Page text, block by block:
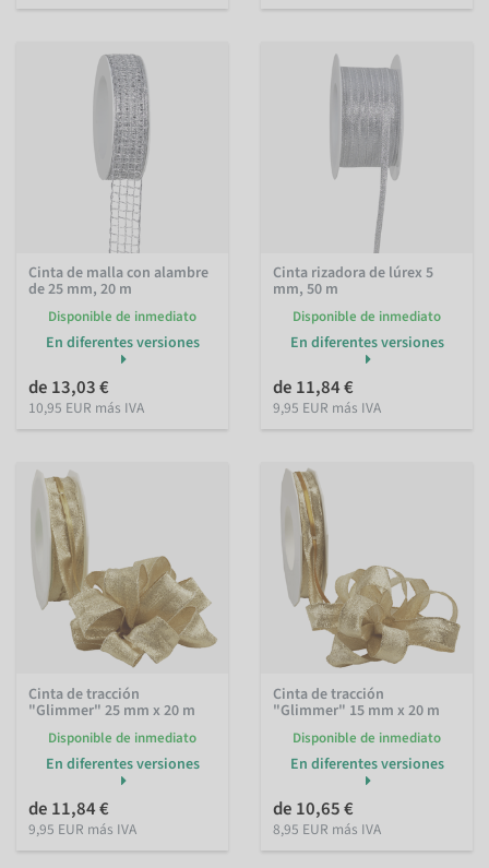
Cinta de malla con alambre
de 25 mm, 20 m
Disponible de inmediato
En diferentes versiones
de 13,03 €
10,95 EUR más IVA
Cinta rizadora de lúrex 5
mm, 50 m
Disponible de inmediato
En diferentes versiones
de 11,84 €
9,95 EUR más IVA
Cinta de tracción
"Glimmer" 25 mm x 20 m
Disponible de inmediato
En diferentes versiones
de 11,84 €
9,95 EUR más IVA
Cinta de tracción
"Glimmer" 15 mm x 20 m
Disponible de inmediato
En diferentes versiones
de 10,65 €
8,95 EUR más IVA